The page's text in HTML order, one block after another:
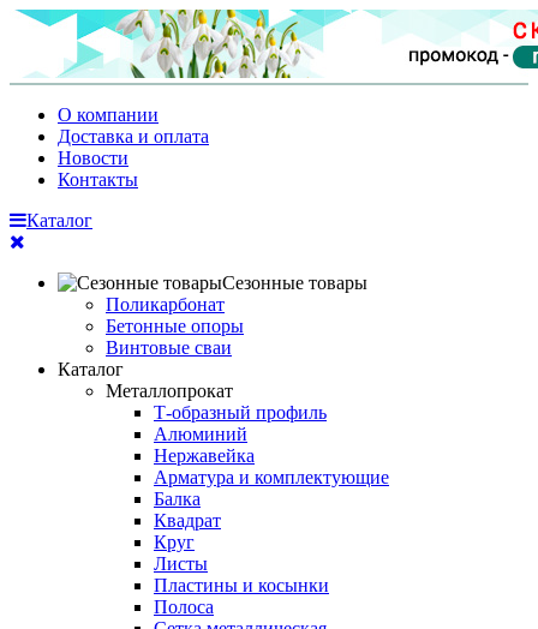
О компании
Доставка и оплата
Новости
Контакты
Каталог
Сезонные товары
Поликарбонат
Бетонные опоры
Винтовые сваи
Каталог
Металлопрокат
Т-образный профиль
Алюминий
Нержавейка
Арматура и комплектующие
Балка
Квадрат
Круг
Листы
Пластины и косынки
Полоса